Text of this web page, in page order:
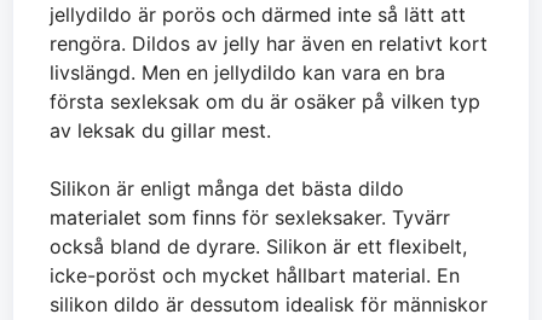
jellydildo är porös och därmed inte så lätt att
rengöra. Dildos av jelly har även en relativt kort
livslängd. Men en jellydildo kan vara en bra
första sexleksak om du är osäker på vilken typ
av leksak du gillar mest.
Silikon är enligt många det bästa dildo
materialet som finns för sexleksaker. Tyvärr
också bland de dyrare. Silikon är ett flexibelt,
icke-poröst och mycket hållbart material. En
silikon dildo är dessutom idealisk för människor